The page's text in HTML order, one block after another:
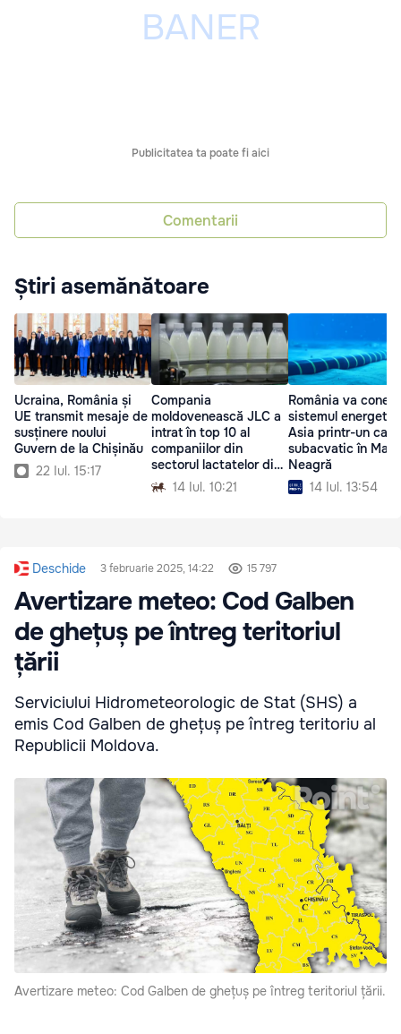
Publicitatea ta poate fi aici
Comentarii
Știri asemănătoare
Ucraina, România și
UE transmit mesaje de
susținere noului
Guvern de la Chișinău
22 Iul. 15:17
Compania
moldovenească JLC a
intrat în top 10 al
companiilor din
sectorul lactatelor din
România
14 Iul. 10:21
România va
sistemul energetic
Asia printr-un
subacvatic în
Neagră
14 Iul. 13:54
Deschide 3 februarie 2025, 14:22 15 797
Avertizare meteo: Cod Galben
de ghețuș pe întreg teritoriul
țării
Serviciului Hidrometeorologic de Stat (SHS) a
emis Cod Galben de ghețuș pe întreg teritoriu al
Republicii Moldova.
Avertizare meteo: Cod Galben de ghețuș pe întreg teritoriul țării.